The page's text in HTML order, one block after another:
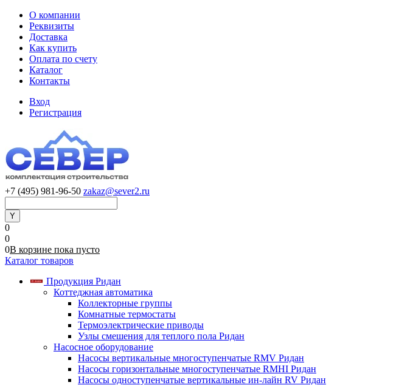
О компании
Реквизиты
Доставка
Как купить
Оплата по счету
Каталог
Контакты
Вход
Регистрация
+7 (495) 981-96-50 zakaz@sever2.ru
0
0
0В корзине пока пусто
Каталог товаров
Продукция Ридан
Коттеджная автоматика
Коллекторные группы
Комнатные термостаты
Термоэлектрические приводы
Узлы смешения для теплого пола Ридан
Насосное оборудование
Насосы вертикальные многоступенчатые RMV Ридан
Насосы горизонтальные многоступенчатые RMHI Ридан
Насосы одноступенчатые вертикальные ин-лайн RV Ридан